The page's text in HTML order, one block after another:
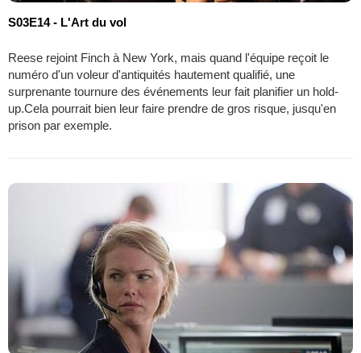
S03E14 - L'Art du vol
Reese rejoint Finch à New York, mais quand l'équipe reçoit le
numéro d'un voleur d'antiquités hautement qualifié, une
surprenante tournure des événements leur fait planifier un hold-
up.Cela pourrait bien leur faire prendre de gros risque, jusqu'en
prison par exemple.